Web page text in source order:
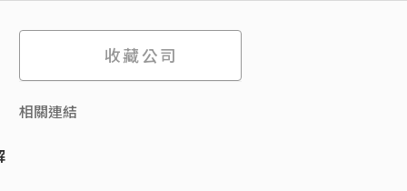
收藏公司
相關連結